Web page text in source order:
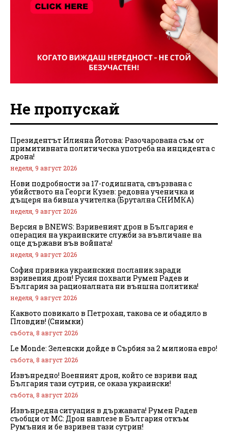
Не пропускай
Президентът Илияна Йотова: Разочарована съм от
примитивната политическа употреба на инцидента с
дрона!
неделя, 9 август 2026
Нови подробности за 17-годишната, свързвана с
убийството на Георги Кузев: редовна ученичка и
дъщеря на бивша учителка (Брутална СНИМКА)
неделя, 9 август 2026
Версия в BNEWS: Взривеният дрон в България е
операция на украинските служби за въвличане на
още държави във войната!
неделя, 9 август 2026
София привика украинския посланик заради
взривения дрон! Русия похвали Румен Радев и
България за рационалната ни външна политика!
неделя, 9 август 2026
Каквото повикало в Петрохан, такова се и обадило в
Пловдив! (Снимки)
събота, 8 август 2026
Le Monde: Зеленски дойде в Сърбия за 2 милиона евро!
събота, 8 август 2026
Извънредно! Военният дрон, който се взриви над
България тази сутрин, се оказа украински!
събота, 8 август 2026
Извънредна ситуация в държавата! Румен Радев
съобщи от МС: Дрон навлезе в България откъм
Румъния и бе взривен тази сутрин!